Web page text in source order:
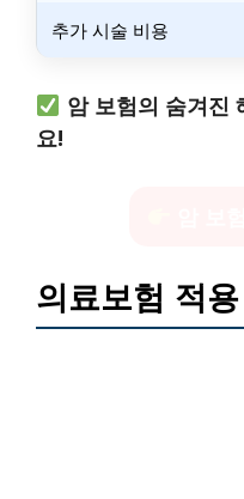
추가 시술 비용
암 보험의 숨겨진
요!
의료보험 적